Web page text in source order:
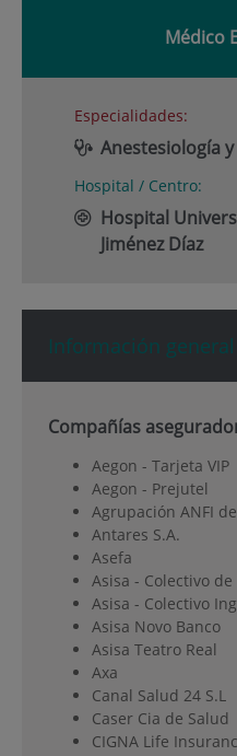
Médico
Especialidades:
Anestesiología
Hospital / Centro:
Hospital
Jiménez Díaz
Información general
Compañías
Aegon - Tarjeta VIP
Aegon - Prejutel
Agrupación ANFI
Antares S.A.
Asefa
Asisa - Colectivo de
Asisa - Colectivo
Asisa Novo Banco
Asisa Teatro Real
Axa
Canal Salud 24 S.L
Caser Cia de Salud
CIGNA Life